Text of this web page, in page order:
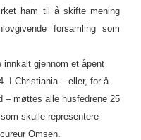
ham til å skifte mening
forsamling som
innkalt gjennom et åpent
I Christiania – eller, for å
– møttes alle husfedrene 25
skulle representere
Omsen.